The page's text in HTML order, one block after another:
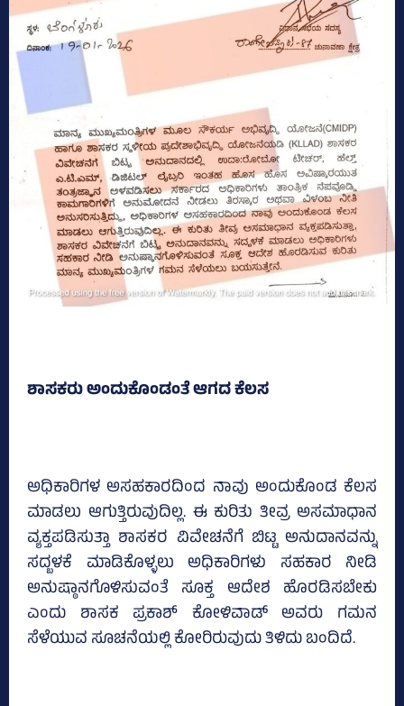
ಶಾಸಕರು ಅಂದುಕೊಂಡಂತೆ ಆಗದ ಕೆಲಸ
ಅಧಿಕಾರಿಗಳ ಅಸಹಕಾರದಿಂದ ನಾವು ಅಂದುಕೊಂಡ ಕೆಲಸ
ಮಾಡಲು ಆಗುತ್ತಿರುವುದಿಲ್ಲ. ಈ ಕುರಿತು ತೀವ್ರ ಅಸಮಾಧಾನ
ವ್ಯಕ್ತಪಡಿಸುತ್ತಾ ಶಾಸಕರ ವಿವೇಚನೆಗೆ ಬಿಟ್ಟ ಅನುದಾನವನ್ನು
ಸದ್ಬಳಕೆ ಮಾಡಿಕೊಳ್ಳಲು ಅಧಿಕಾರಿಗಳು ಸಹಕಾರ ನೀಡಿ
ಅನುಷ್ಠಾನಗೊಳಿಸುವಂತೆ ಸೂಕ್ತ ಆದೇಶ ಹೊರಡಿಸಬೇಕು
ಎಂದು ಶಾಸಕ ಪ್ರಕಾಶ್‌ ಕೋಳಿವಾಡ್‌ ಅವರು ಗಮನ
ಸೆಳೆಯುವ ಸೂಚನೆಯಲ್ಲಿ ಕೋರಿರುವುದು ತಿಳಿದು ಬಂದಿದೆ.